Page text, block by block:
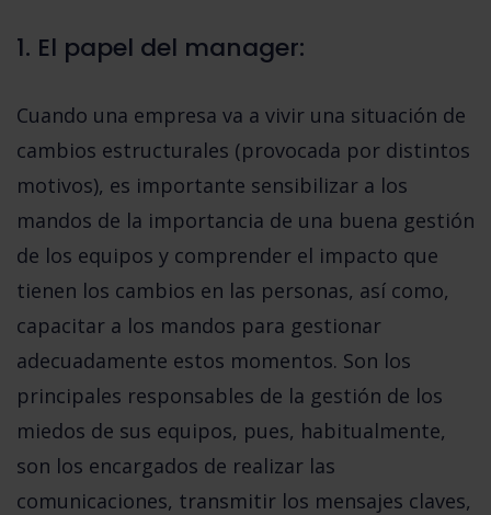
1. El papel del manager:
Cuando una empresa va a vivir una situación de
cambios estructurales (provocada por distintos
motivos), es importante sensibilizar a los
mandos de la importancia de una buena gestión
de los equipos y comprender el impacto que
tienen los cambios en las personas, así como,
capacitar a los mandos para gestionar
adecuadamente estos momentos. Son los
principales responsables de la gestión de los
miedos de sus equipos, pues, habitualmente,
son los encargados de realizar las
comunicaciones, transmitir los mensajes claves,